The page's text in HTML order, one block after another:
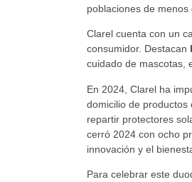
poblaciones de
Clarel cuenta con un
consumidor. Destacan
cuidado de mascotas,
En 2024, Clarel ha
domicilio de productos
repartir protectores
cerró 2024 con ocho
innovación y el
Para celebrar este